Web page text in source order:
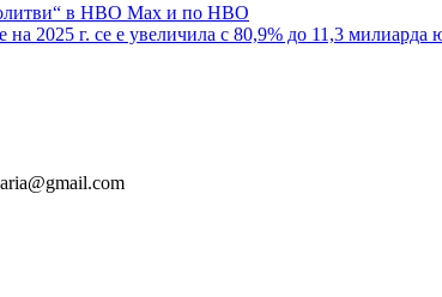
в HBO Max и по HBO
на 2025 г. се е увеличила с 80,9% до 11,3